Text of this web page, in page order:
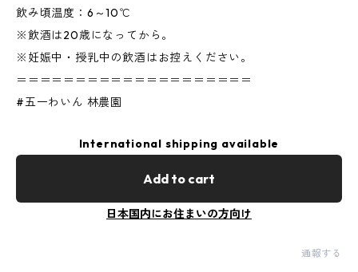
飲み頃温度：6～10℃
※飲酒は20歳になってから。
※妊娠中・授乳中の飲酒はお控えください。
＝＝＝＝＝＝＝＝＝＝＝＝＝＝＝＝＝＝＝＝
#五一わいん 林農園
International shipping available
Add to cart
日本国内にお住まいの方向け
通報する